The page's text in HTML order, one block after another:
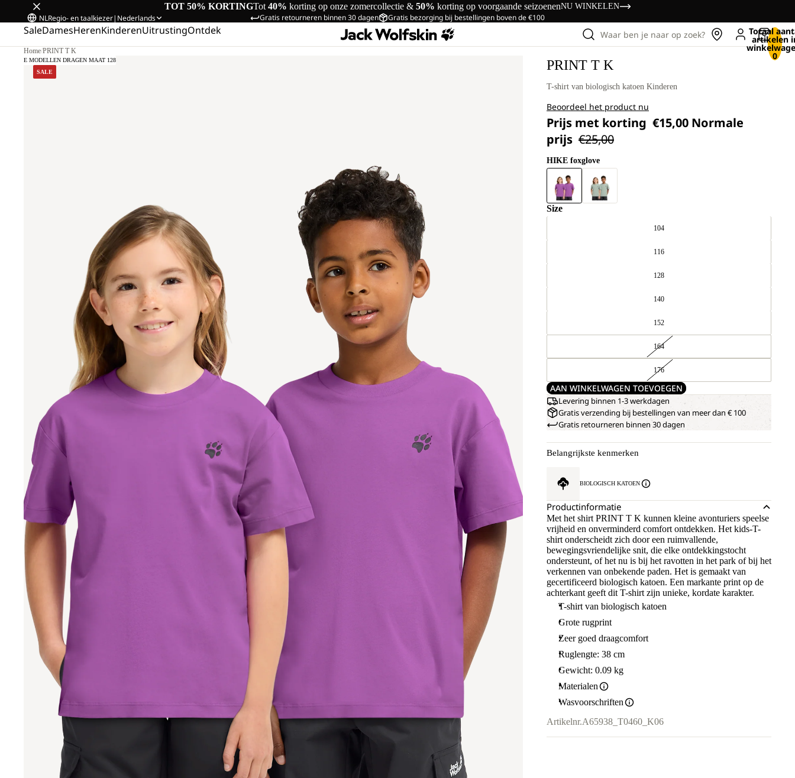
TOT 50% KORTINGTot 40% korting op onze zomercollectie & 50% korting op voorgaande seizoenenNU WINKELEN
Gratis retourneren binnen 30 dagen Gratis bezorging bij bestellingen boven de €100
NLRegio- en taalkiezer| Nederlands
SaleDamesHerenKinderenUitrustingOntdek Waar ben je naar op zoek? Totaal
artikelen
0
Home/PRINT T K
SALE
ONZE MODELLEN DRAGEN MAAT 128 PRINT T K
T-shirt van biologisch katoen Kinderen
Beoordeel het product nu
Prijs met korting €15,00 Normale
prijs €25,00
HIKE foxglove
Size
104
116
128
140
152
164
176
AAN WINKELWAGEN TOEVOEGEN
Levering binnen 1-3 werkdagen
Gratis verzending bij bestellingen van meer dan € 100
Gratis retourneren binnen 30 dagen
Belangrijkste kenmerken
BIOLOGISCH KATOEN
Productinformatie
Met het shirt PRINT T K kunnen kleine avonturiers speelse
vrijheid en onverminderd comfort ontdekken. Het kids-T-
shirt onderscheidt zich door een ruimvallende,
bewegingsvriendelijke snit, die elke ontdekkingstocht
ondersteunt, of het nu is bij het ravotten in het park of bij het
verkennen van onbekende paden. Het is gemaakt van
gecertificeerd biologisch katoen. Een markante print op de
achterkant geeft dit T-shirt zijn unieke, kordate karakter.
T-shirt van biologisch katoen
Grote rugprint
Zeer goed draagcomfort
Ruglengte: 38 cm
Gewicht: 0.09 kg
Materialen
Wasvoorschriften
Artikelnr.A65938_T0460_K06